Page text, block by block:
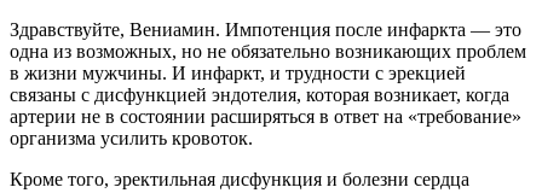
Здравствуйте, Вениамин. Импотенция после инфаркта — это
одна из возможных, но не обязательно возникающих проблем
в жизни мужчины. И инфаркт, и трудности с эрекцией
связаны с дисфункцией эндотелия, которая возникает, когда
артерии не в состоянии расширяться в ответ на «требование»
организма усилить кровоток.
Кроме того, эректильная дисфункция и болезни сердца